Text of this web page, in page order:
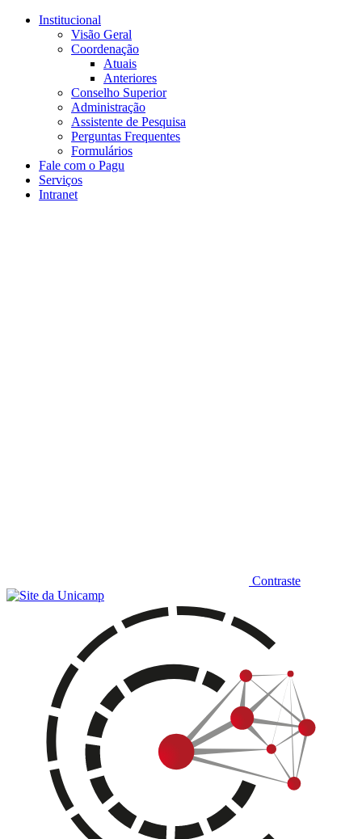
Conteúdo principal
Institucional
Visão Geral
Coordenação
Atuais
Anteriores
Conselho Superior
Administração
Assistente de Pesquisa
Perguntas Frequentes
Formulários
Fale com o Pagu
Serviços
Intranet
Contraste